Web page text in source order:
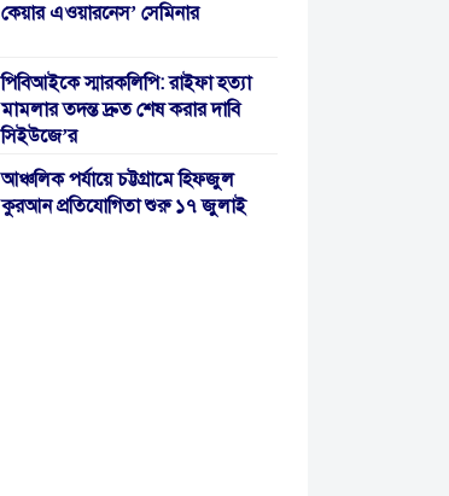
কেয়ার এওয়ারনেস’ সেমিনার
পিবিআইকে স্মারকলিপি: রাইফা হত্যা
মামলার তদন্ত দ্রুত শেষ করার দাবি
সিইউজে’র
আঞ্চলিক পর্যায়ে চট্টগ্রামে হিফজুল
কুরআন প্রতিযোগিতা শুরু ১৭ জুলাই